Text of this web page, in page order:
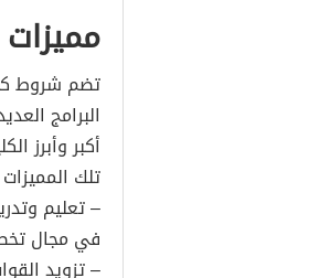
تضم شروط
البرامج
أكبر وأبرز
تلك
– تعليم
في مجال
– تزويد